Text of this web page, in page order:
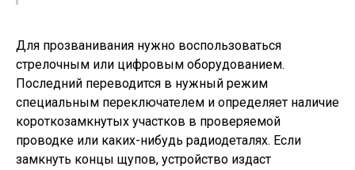
Для прозванивания нужно воспользоваться
стрелочным или цифровым оборудованием.
Последний переводится в нужный режим
специальным переключателем и определяет наличие
короткозамкнутых участков в проверяемой
проводке или каких-нибудь радиодеталях. Если
замкнуть концы щупов, устройство издаст